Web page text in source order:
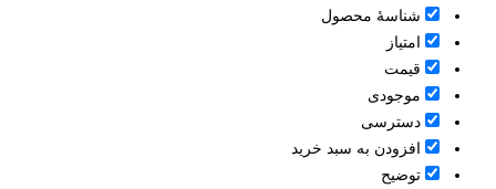
شناسۀ محصول
امتیاز
قيمت
موجودی
دسترسی
افزودن به سبد خرید
توضیح